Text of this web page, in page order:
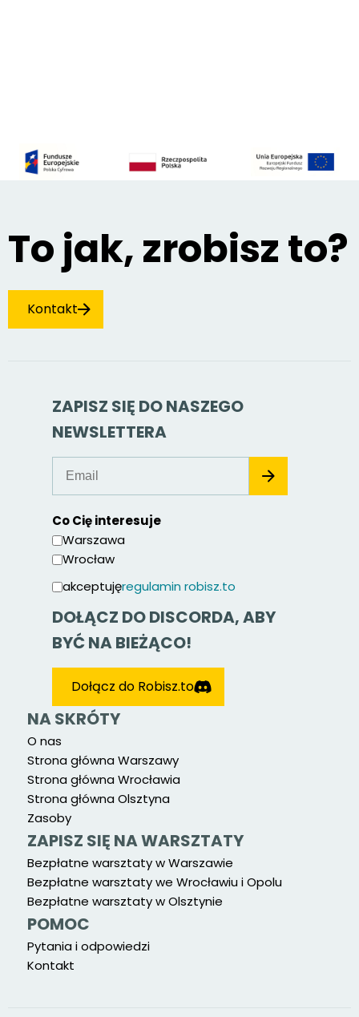
To jak, zrobisz to?
Kontakt
ZAPISZ SIĘ DO NASZEGO
NEWSLETTERA
Co Cię interesuje
Warszawa
Wrocław
akceptujęregulamin robisz.to
DOŁĄCZ DO DISCORDA, ABY
BYĆ NA BIEŻĄCO!
Dołącz do Robisz.to
NA SKRÓTY
O nas
Strona główna Warszawy
Strona główna Wrocławia
Strona główna Olsztyna
Zasoby
ZAPISZ SIĘ NA WARSZTATY
Bezpłatne warsztaty w Warszawie
Bezpłatne warsztaty we Wrocławiu i Opolu
Bezpłatne warsztaty w Olsztynie
POMOC
Pytania i odpowiedzi
Kontakt